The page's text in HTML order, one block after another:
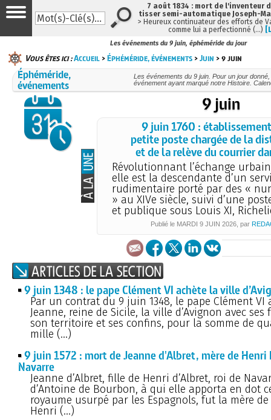
Les événements du 9 juin, éphéméride du jour
Vous êtes ici :Accueil >Éphéméride, événements >Juin > 9 juin
Éphéméride,
événements
Les événements du 9 juin. Pour un jour
événement ayant marqué notre Histoire.
9 juin
9 juin 1760 :
petite poste chargée de la
et de la relève du courrier
Révolutionnant l’échange
elle est la descendante d’un
rudimentaire porté par des «
» au XIVe siècle, suivi d’une
et publique sous Louis XI,
Publié le MARDI 9 JUIN 2026 , par
9 juin 1348 : le pape Clément VI achète la ville
Par un contrat du 9 juin 1348, le pape Clément VI
Jeanne, reine de Sicile, la ville d’Avignon avec ses
son territoire et ses confins, pour la somme de
mille (…)
9 juin 1572 : mort de Jeanne d'Albret, mère de Henri
Navarre
Jeanne d’Albret, fille de Henri d’Albret, roi de
d’Antoine de Bourbon, à qui elle apporta en dot
royaume usurpé par les Espagnols, fut la mère
Henri (…)
7 août 1834 : mort de l'inventeur
tisser semi-automatique Joseph-
> Heureux continuateur des efforts de
comme lui a perfectionné (…)